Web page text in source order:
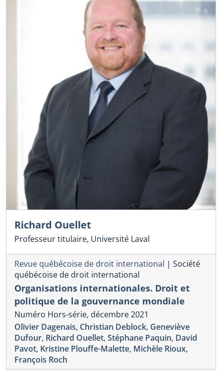
Richard Ouellet
Professeur titulaire, Université Laval
Revue québécoise de droit international | Société
québécoise de droit international
Organisations internationales. Droit et
politique de la gouvernance mondiale
Numéro Hors-série, décembre 2021
Olivier Dagenais, Christian Deblock, Geneviève
Dufour, Richard Ouellet, Stéphane Paquin, David
Pavot, Kristine Plouffe-Malette, Michèle Rioux,
François Roch